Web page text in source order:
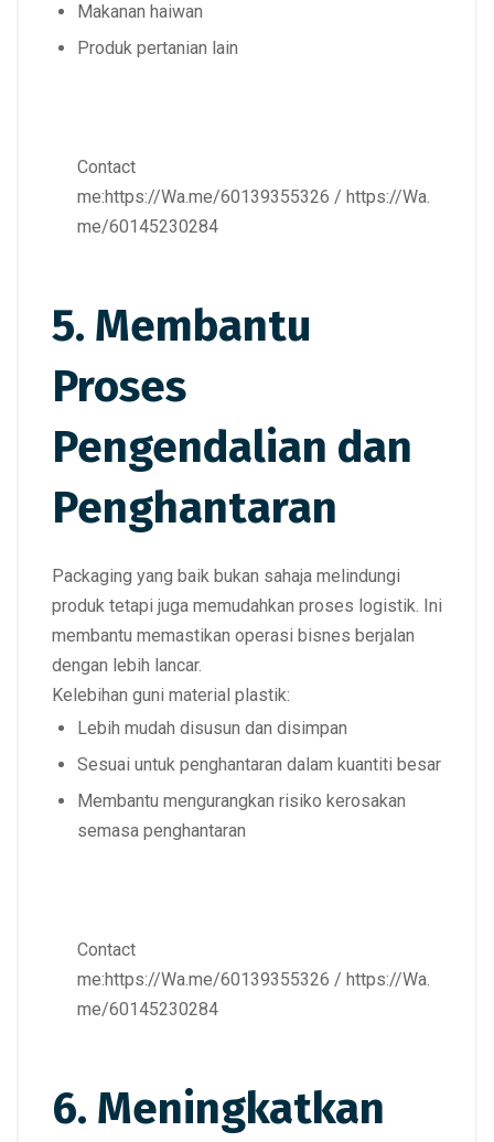
Makanan haiwan
Produk pertanian lain
Contact
me:https://Wa.me/60139355326 / https://Wa.
me/60145230284
5. Membantu
Proses
Pengendalian dan
Penghantaran
Packaging yang baik bukan sahaja melindungi
produk tetapi juga memudahkan proses logistik. Ini
membantu memastikan operasi bisnes berjalan
dengan lebih lancar.
Kelebihan guni material plastik:
Lebih mudah disusun dan disimpan
Sesuai untuk penghantaran dalam kuantiti besar
Membantu mengurangkan risiko kerosakan
semasa penghantaran
Contact
me:https://Wa.me/60139355326 / https://Wa.
me/60145230284
6. Meningkatkan